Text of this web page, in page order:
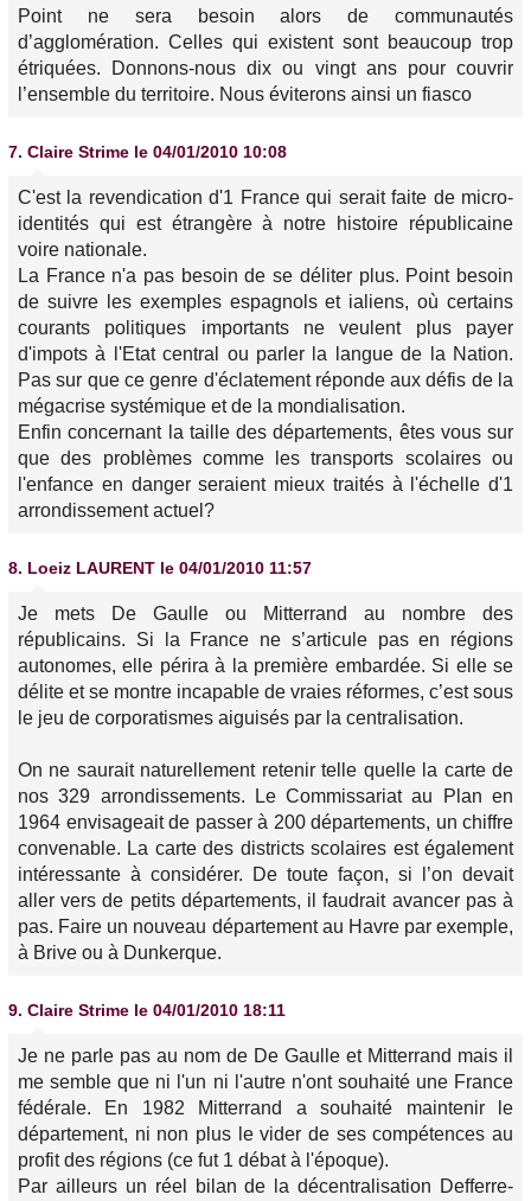
Point ne sera besoin alors de communautés
d’agglomération. Celles qui existent sont beaucoup trop
étriquées. Donnons-nous dix ou vingt ans pour couvrir
l’ensemble du territoire. Nous éviterons ainsi un fiasco
7. Claire Strime le 04/01/2010 10:08
C'est la revendication d'1 France qui serait faite de micro-
identités qui est étrangère à notre histoire républicaine
voire nationale.
La France n'a pas besoin de se déliter plus. Point besoin
de suivre les exemples espagnols et ialiens, où certains
courants politiques importants ne veulent plus payer
d'impots à l'Etat central ou parler la langue de la Nation.
Pas sur que ce genre d'éclatement réponde aux défis de la
mégacrise systémique et de la mondialisation.
Enfin concernant la taille des départements, êtes vous sur
que des problèmes comme les transports scolaires ou
l'enfance en danger seraient mieux traités à l'échelle d'1
arrondissement actuel?
8. Loeiz LAURENT le 04/01/2010 11:57
Je mets De Gaulle ou Mitterrand au nombre des
républicains. Si la France ne s’articule pas en régions
autonomes, elle périra à la première embardée. Si elle se
délite et se montre incapable de vraies réformes, c’est sous
le jeu de corporatismes aiguisés par la centralisation.
On ne saurait naturellement retenir telle quelle la carte de
nos 329 arrondissements. Le Commissariat au Plan en
1964 envisageait de passer à 200 départements, un chiffre
convenable. La carte des districts scolaires est également
intéressante à considérer. De toute façon, si l’on devait
aller vers de petits départements, il faudrait avancer pas à
pas. Faire un nouveau département au Havre par exemple,
à Brive ou à Dunkerque.
9. Claire Strime le 04/01/2010 18:11
Je ne parle pas au nom de De Gaulle et Mitterrand mais il
me semble que ni l'un ni l'autre n'ont souhaité une France
fédérale. En 1982 Mitterrand a souhaité maintenir le
département, ni non plus le vider de ses compétences au
profit des régions (ce fut 1 débat à l'époque).
Par ailleurs un réel bilan de la décentralisation Defferre-